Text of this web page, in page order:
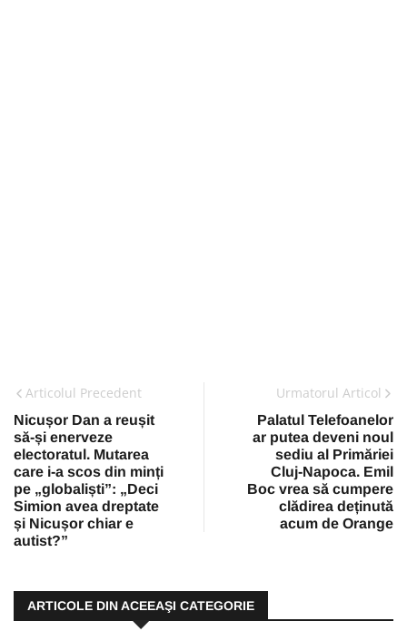
Articolul Precedent
Nicușor Dan a reușit
să-și enerveze
electoratul. Mutarea
care i-a scos din minți
pe „globaliști”: „Deci
Simion avea dreptate
și Nicușor chiar e
autist?”
Urmatorul Articol
Palatul Telefoanelor
ar putea deveni noul
sediu al Primăriei
Cluj-Napoca. Emil
Boc vrea să cumpere
clădirea deținută
acum de Orange
ARTICOLE DIN ACEEAŞI CATEGORIE